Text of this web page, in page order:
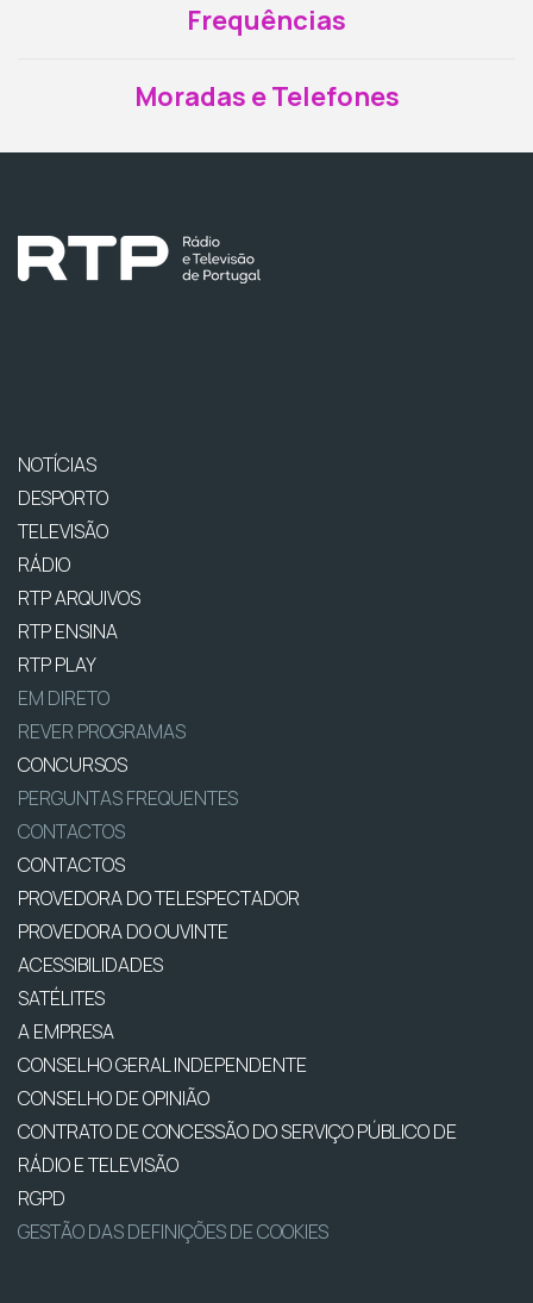
Frequências
Moradas e Telefones
NOTÍCIAS
DESPORTO
TELEVISÃO
RÁDIO
RTP ARQUIVOS
RTP ENSINA
RTP PLAY
EM DIRETO
REVER PROGRAMAS
CONCURSOS
PERGUNTAS FREQUENTES
CONTACTOS
CONTACTOS
PROVEDORA DO TELESPECTADOR
PROVEDORA DO OUVINTE
ACESSIBILIDADES
SATÉLITES
A EMPRESA
CONSELHO GERAL INDEPENDENTE
CONSELHO DE OPINIÃO
CONTRATO DE CONCESSÃO DO SERVIÇO PÚBLICO DE
RÁDIO E TELEVISÃO
RGPD
GESTÃO DAS DEFINIÇÕES DE COOKIES